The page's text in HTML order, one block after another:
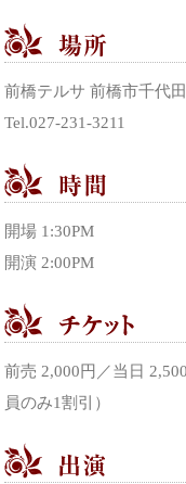
前橋テルサ 前橋市千代
Tel.027-231-3211
開場 1:30PM
開演 2:00PM
前売 2,000円／当日
員のみ1割引）